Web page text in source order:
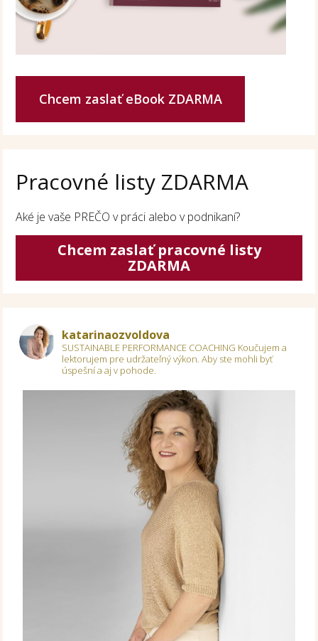
Chcem zaslať eBook ZDARMA
Pracovné listy ZDARMA
Aké je vaše PREČO v práci alebo v podnikaní?
Chcem zaslať pracovné listy
ZDARMA
katarinaozvoldova
SUSTAINABLE PERFORMANCE COACHING Koučujem a
lektorujem pre udržateľný výkon.Aby ste mohli byť
úspešní a aj v pohode.